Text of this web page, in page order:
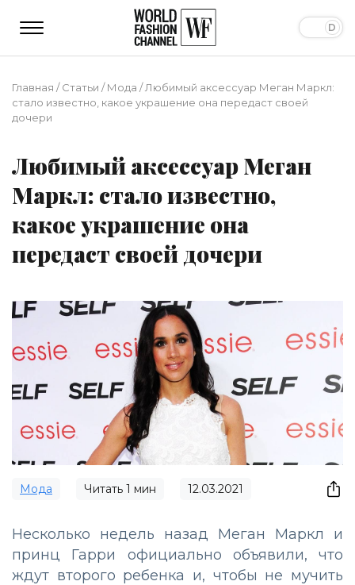
Главная /Статьи /Мода /Любимый аксессуар Меган Маркл:
стало известно, какое украшение она передаст своей
дочери
Любимый аксессуар Меган
Маркл: стало известно,
какое украшение она
передаст своей дочери
Мода Читать 1 мин 12.03.2021
Несколько недель назад Меган Маркл и
принц Гарри официально объявили, что
ждут второго ребенка и, чтобы не мучить